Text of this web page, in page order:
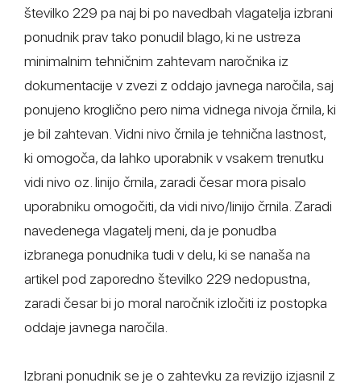
številko 229 pa naj bi po navedbah vlagatelja izbrani
ponudnik prav tako ponudil blago, ki ne ustreza
minimalnim tehničnim zahtevam naročnika iz
dokumentacije v zvezi z oddajo javnega naročila, saj
ponujeno kroglično pero nima vidnega nivoja črnila, ki
je bil zahtevan. Vidni nivo črnila je tehnična lastnost,
ki omogoča, da lahko uporabnik v vsakem trenutku
vidi nivo oz. linijo črnila, zaradi česar mora pisalo
uporabniku omogočiti, da vidi nivo/linijo črnila. Zaradi
navedenega vlagatelj meni, da je ponudba
izbranega ponudnika tudi v delu, ki se nanaša na
artikel pod zaporedno številko 229 nedopustna,
zaradi česar bi jo moral naročnik izločiti iz postopka
oddaje javnega naročila.
Izbrani ponudnik se je o zahtevku za revizijo izjasnil z